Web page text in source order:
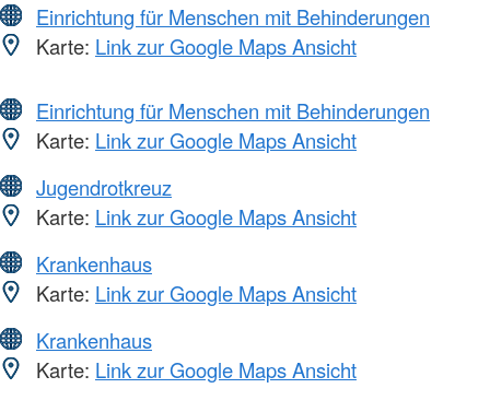
Einrichtung für Menschen mit Behinderungen
Karte: Link zur Google Maps Ansicht
Einrichtung für Menschen mit Behinderungen
Karte: Link zur Google Maps Ansicht
Jugendrotkreuz
Karte: Link zur Google Maps Ansicht
Krankenhaus
Karte: Link zur Google Maps Ansicht
Krankenhaus
Karte: Link zur Google Maps Ansicht